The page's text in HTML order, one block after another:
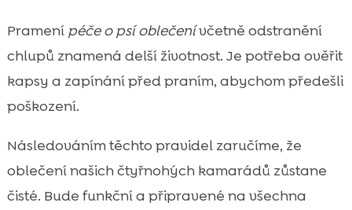
Pramení péče o psí oblečenívčetně odstranění
chlupů znamená delší životnost. Je potřeba ověřit
kapsy a zapínání před praním, abychom předešli
poškození.
Následováním těchto pravidel zaručíme, že
oblečení našich čtyřnohých kamarádů zůstane
čisté. Bude funkční a připravené na všechna